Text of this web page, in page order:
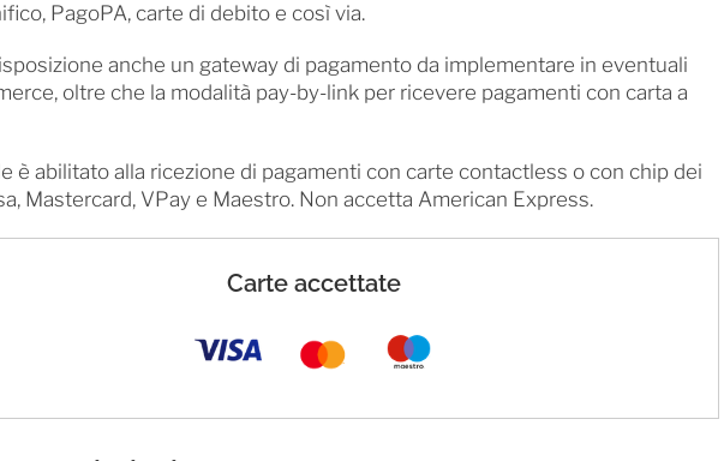
PagoPA, carte di debito e così via.
anche un gateway di pagamento da implementare in eventuali
oltre che la modalità pay-by-link per ricevere pagamenti con carta a
è abilitato alla ricezione di pagamenti con carte contactless o con chip dei
Mastercard, VPay e Maestro. Non accetta American Express.
Carte accettate